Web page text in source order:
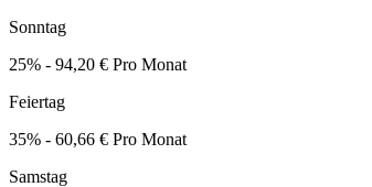
Sonntag
25% - 94,20 € Pro Monat
Feiertag
35% - 60,66 € Pro Monat
Samstag